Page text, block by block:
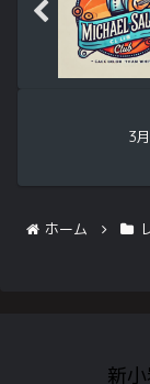
3
ホーム
新